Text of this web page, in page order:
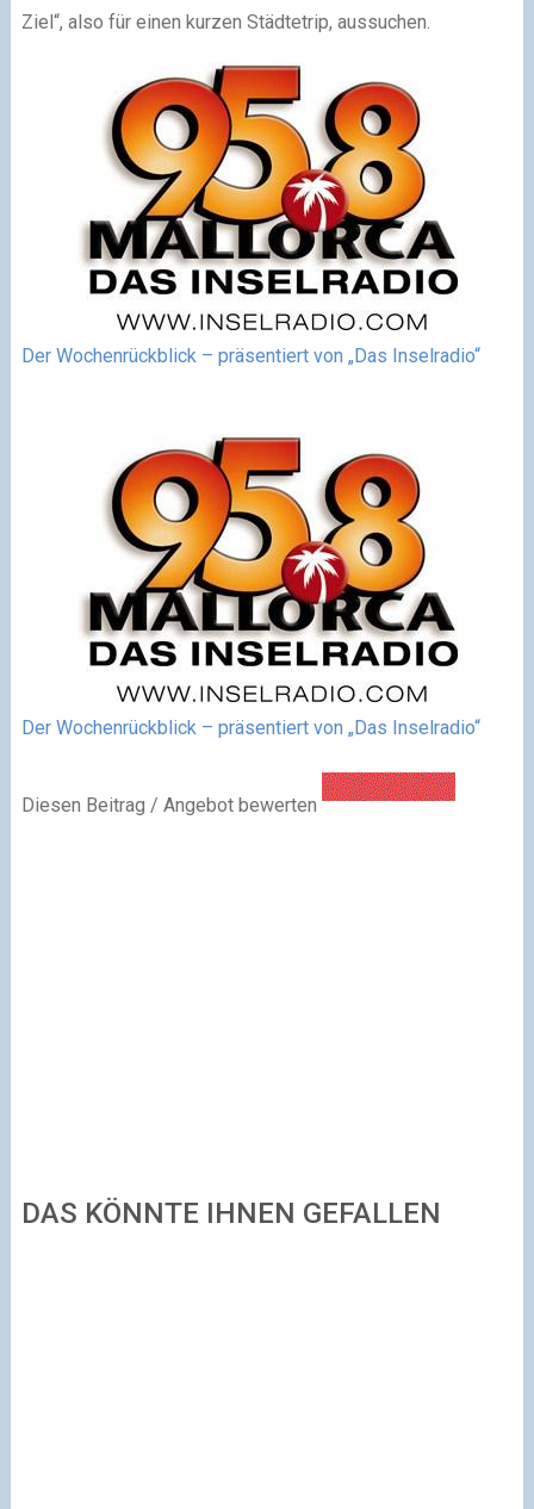
Ziel“, also für einen kurzen Städtetrip, aussuchen.
Der Wochenrückblick – präsentiert von „Das Inselradio“
Der Wochenrückblick – präsentiert von „Das Inselradio“
Diesen Beitrag / Angebot bewerten
DAS KÖNNTE IHNEN GEFALLEN